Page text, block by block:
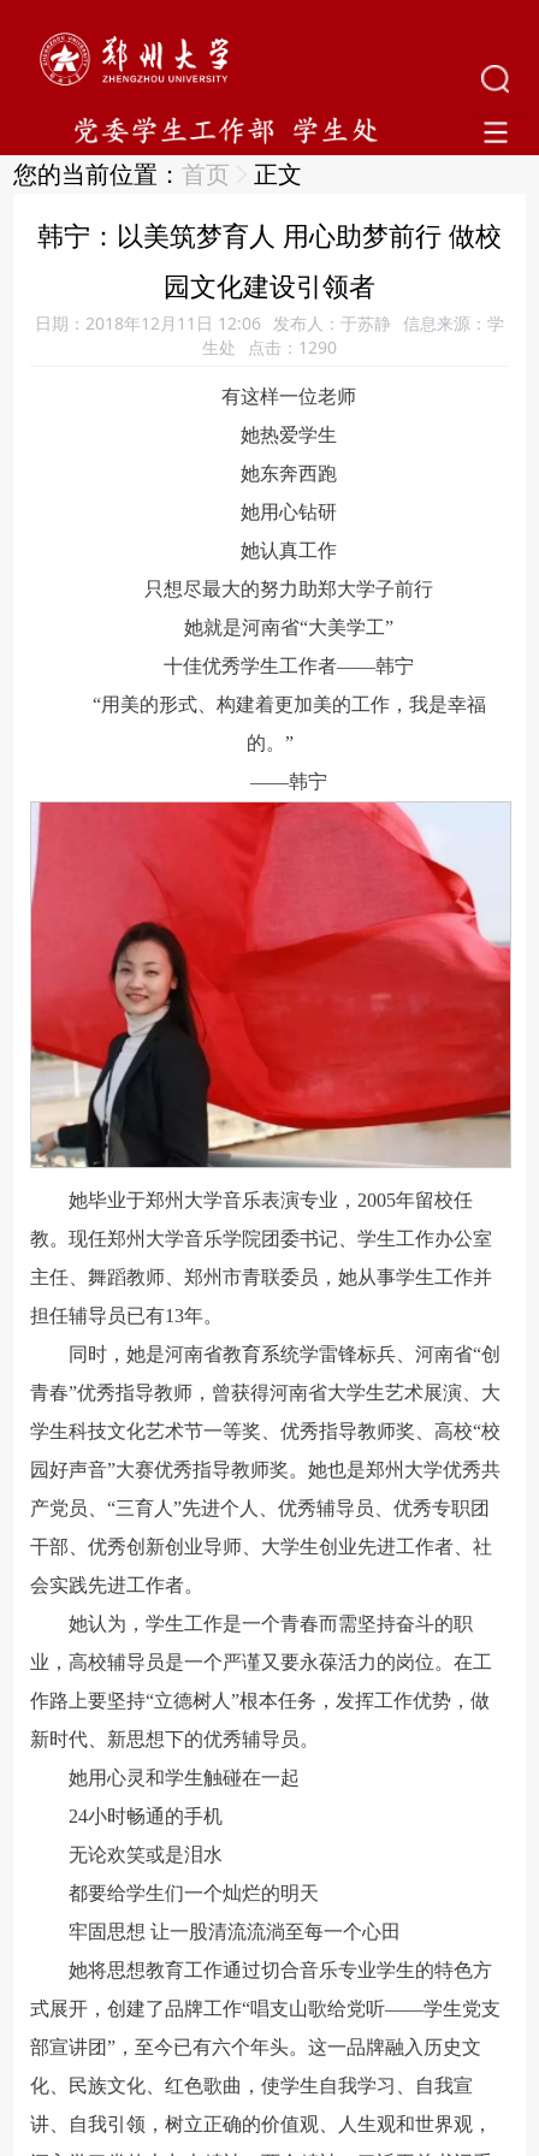
您的当前位置：首页 正文
韩宁：以美筑梦育人 用心助梦前行 做校
园文化建设引领者
日期：2018年12月11日 12:06 发布人：于苏静 信息来源：学
生处
点击： 1290
有这样一位老师
她热爱学生
她东奔西跑
她用心钻研
她认真工作
只想尽最大的努力助郑大学子前行
她就是河南省“大美学工”
十佳优秀学生工作者——韩宁
“用美的形式、构建着更加美的工作，我是幸福
的。”
——韩宁
她毕业于郑州大学音乐表演专业，2005年留校任
教。现任郑州大学音乐学院团委书记、学生工作办公室
主任、舞蹈教师、郑州市青联委员，她从事学生工作并
担任辅导员已有13年。
同时，她是河南省教育系统学雷锋标兵、河南省“创
青春”优秀指导教师，曾获得河南省大学生艺术展演、大
学生科技文化艺术节一等奖、优秀指导教师奖、高校“校
园好声音”大赛优秀指导教师奖。她也是郑州大学优秀共
产党员、“三育人”先进个人、优秀辅导员、优秀专职团
干部、优秀创新创业导师、大学生创业先进工作者、社
会实践先进工作者。
她认为，学生工作是一个青春而需坚持奋斗的职
业，高校辅导员是一个严谨又要永葆活力的岗位。在工
作路上要坚持“立德树人”根本任务，发挥工作优势，做
新时代、新思想下的优秀辅导员。
她用心灵和学生触碰在一起
24小时畅通的手机
无论欢笑或是泪水
都要给学生们一个灿烂的明天
牢固思想 让一股清流流淌至每一个心田
她将思想教育工作通过切合音乐专业学生的特色方
式展开，创建了品牌工作“唱支山歌给党听——学生党支
部宣讲团”，至今已有六个年头。这一品牌融入历史文
化、民族文化、红色歌曲，使学生自我学习、自我宣
讲、自我引领，树立正确的价值观、人生观和世界观，